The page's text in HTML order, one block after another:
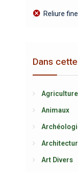
Reliure
Dans
Agriculture
Animaux
Art Divers